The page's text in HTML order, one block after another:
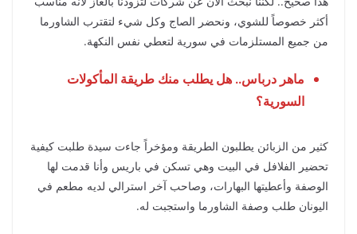
أكثر خصوصاً للشوي، ونحضر الصاج وكل شيء لتقترب الشاورما
من جميع المستلزمات في سورية لتعطي نفس النكهة.
ماهر درباس.. هل يطلب منك طريقة المأكولات
السورية؟
كثير من الزبائن يطلبون الطريقة ومؤخراً جاءت سيدة طلبت كيفية
تحضير الفلافل في البيت وهي تسكن في باريس وأنا قدمت لها
الوصفة وأعطيتها البهارات، وصاحب آخر استرالي لديه مطعم في
اليونان طلب وصفة الشاورما واستجبت له.